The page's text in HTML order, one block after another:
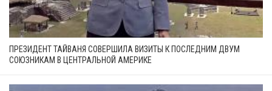
ПРЕЗИДЕНТ ТАЙВАНЯ СОВЕРШИЛА ВИЗИТЫ К ПОСЛЕДНИМ ДВУМ
СОЮЗНИКАМ В ЦЕНТРАЛЬНОЙ АМЕРИКЕ